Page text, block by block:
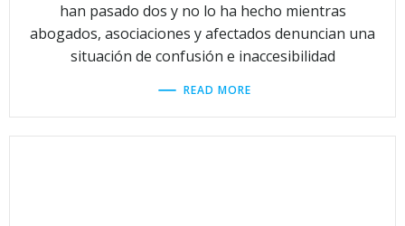
han pasado dos y no lo ha hecho mientras
abogados, asociaciones y afectados denuncian una
situación de confusión e inaccesibilidad
READ MORE